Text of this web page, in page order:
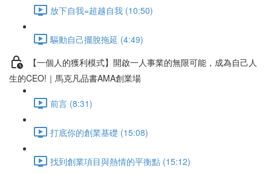
放下自我=超越自我 (10:50)
驅動自己擺脫拖延 (4:49)
【一個人的獲利模式】開啟一人事業的無限可能，成為自己人
生的CEO!｜馬克凡品書AMA創業場
前言 (8:31)
打底你的創業基礎 (15:08)
找到創業項目與熱情的平衡點 (15:12)